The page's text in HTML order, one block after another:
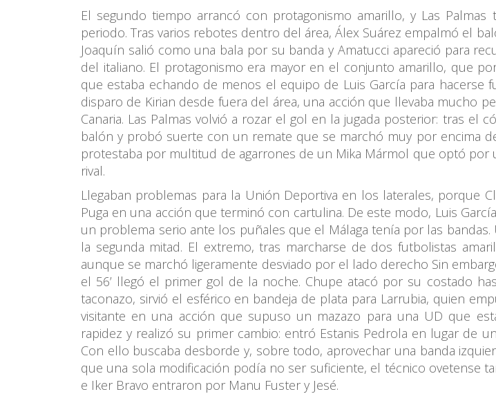
El segundo tiempo arrancó con protagonismo amarillo, y Las
periodo. Tras varios rebotes dentro del área, Álex Suárez empalmó el
Joaquín salió como una bala por su banda y Amatucci apareció para
del italiano. El protagonismo era mayor en el conjunto amarillo, que
que estaba echando de menos el equipo de Luis García para hacerse
disparo de Kirian desde fuera del área, una acción que llevaba mucho
Canaria. Las Palmas volvió a rozar el gol en la jugada posterior: tras el
balón y probó suerte con un remate que se marchó muy por encima
protestaba por multitud de agarrones de un Mika Mármol que optó por
rival.
Llegaban problemas para la Unión Deportiva en los laterales, porque
Puga en una acción que terminó con cartulina. De este modo, Luis
un problema serio ante los puñales que el Málaga tenía por las
la segunda mitad. El extremo, tras marcharse de dos futbolistas
aunque se marchó ligeramente desviado por el lado derecho Sin
el 56’ llegó el primer gol de la noche. Chupe atacó por su costado
taconazo, sirvió el esférico en bandeja de plata para Larrubia, quien
visitante en una acción que supuso un mazazo para una UD que
rapidez y realizó su primer cambio: entró Estanis Pedrola en lugar de
Con ello buscaba desborde y, sobre todo, aprovechar una banda
que una sola modificación podía no ser suficiente, el técnico ovetense
e Iker Bravo entraron por Manu Fuster y Jesé.